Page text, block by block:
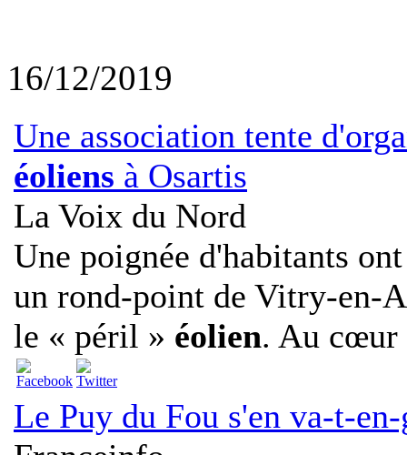
16/12/2019
Une association tente
éoliens à Osartis
La Voix du Nord
Une poignée d'habitants
un rond-point de Vitry-en-
le « péril » éolien. Au cœur
Le Puy du Fou s'en va-t-